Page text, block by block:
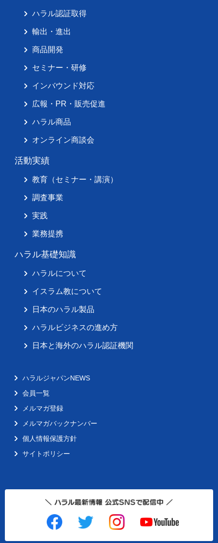
ハラル認証取得
輸出・進出
商品開発
セミナー・研修
インバウンド対応
広報・PR・販売促進
ハラル商品
オンライン商談会
活動実績
教育（セミナー・講演）
調査事業
実践
業務提携
ハラル基礎知識
ハラルについて
イスラム教について
日本のハラル製品
ハラルビジネスの進め方
日本と海外のハラル認証機関
ハラルジャパンNEWS
会員一覧
メルマガ登録
メルマガバックナンバー
個人情報保護方針
サイトポリシー